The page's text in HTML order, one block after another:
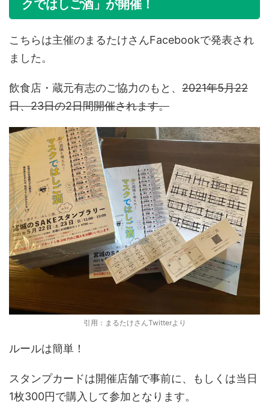
クではしご酒」が開催！
こちらは主催のまるたけさんFacebookで発表され
ました。
飲食店・蔵元有志のご協力のもと、 2021年5月22
日、23日の2日間開催されます。
引用：まるたけさんTwitterより
ルールは簡単！
スタンプカードは開催店舗で事前に、もしくは当日
1枚300円で購入して参加となります。